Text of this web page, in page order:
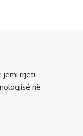
jemi rrjeti
në